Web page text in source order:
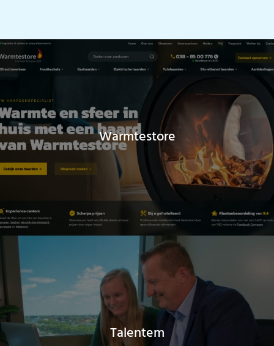
Warmtestore
Talentem